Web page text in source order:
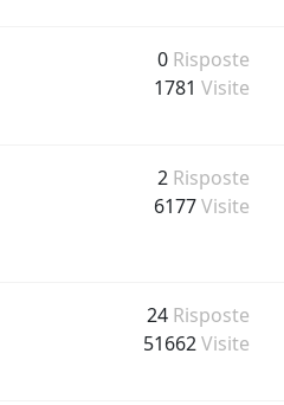
0 Risposte
1781 Visite
2 Risposte
6177Visite
24 Risposte
51662Visite